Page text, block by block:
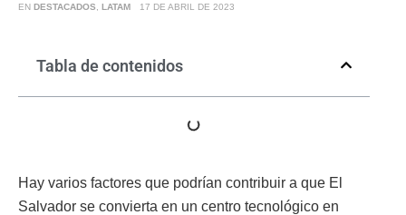
EN DESTACADOS LATAM 17 DE ABRIL DE 2023
Tabla de contenidos
Hay varios factores que podrían contribuir a que El
Salvador se convierta en un centro tecnológico en